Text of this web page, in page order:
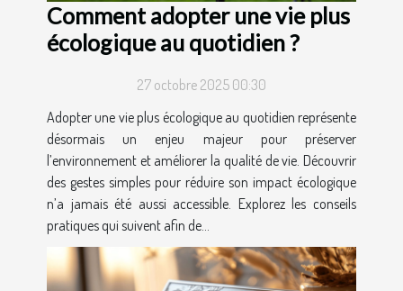
Comment adopter une vie plus
écologique au quotidien ?
27 octobre 2025 00:30
Adopter une vie plus écologique au quotidien représente
désormais un enjeu majeur pour préserver
l’environnement et améliorer la qualité de vie. Découvrir
des gestes simples pour réduire son impact écologique
n’a jamais été aussi accessible. Explorez les conseils
pratiques qui suivent afin de...